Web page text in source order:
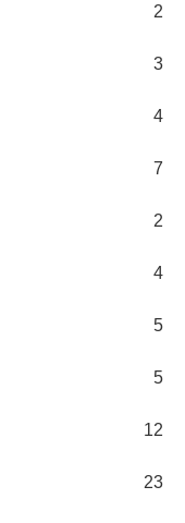
2
3
4
7
2
4
5
5
12
23